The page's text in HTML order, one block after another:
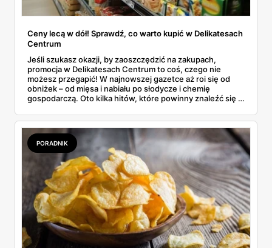
Ceny lecą w dół! Sprawdź, co warto kupić w Delikatesach
Centrum
Jeśli szukasz okazji, by zaoszczędzić na zakupach,
promocja w Delikatesach Centrum to coś, czego nie
możesz przegapić! W najnowszej gazetce aż roi się od
obniżek – od mięsa i nabiału po słodycze i chemię
gospodarczą. Oto kilka hitów, które powinny znaleźć się w
PORADNIK